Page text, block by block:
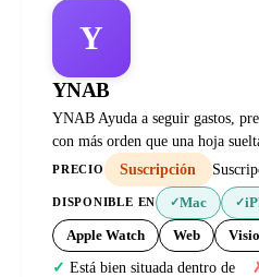
Y
YNAB
YNAB Ayuda a seguir gastos,
con más orden que una hoja
PRECIO Suscripción
DISPONIBLE EN ✓Mac ✓
Apple Watch Web
Está bien situada dentro de